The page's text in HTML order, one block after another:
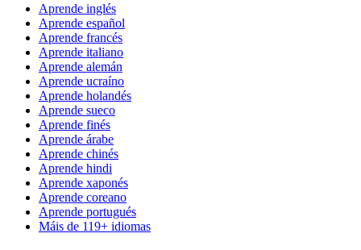
Aprende inglés
Aprende español
Aprende francés
Aprende italiano
Aprende alemán
Aprende ucraíno
Aprende holandés
Aprende sueco
Aprende finés
Aprende árabe
Aprende chinés
Aprende hindi
Aprende xaponés
Aprende coreano
Aprende portugués
Máis de 119+ idiomas